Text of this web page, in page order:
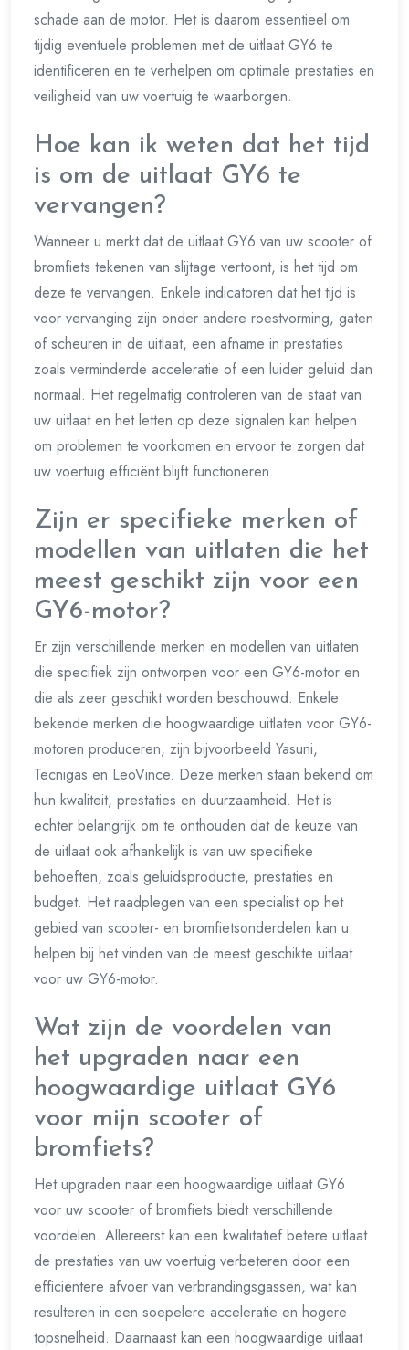
schade aan de motor. Het is daarom essentieel om
tijdig eventuele problemen met de uitlaat GY6 te
identificeren en te verhelpen om optimale prestaties en
veiligheid van uw voertuig te waarborgen.
Hoe kan ik weten dat het tijd
is om de uitlaat GY6 te
vervangen?
Wanneer u merkt dat de uitlaat GY6 van uw scooter of
bromfiets tekenen van slijtage vertoont, is het tijd om
deze te vervangen. Enkele indicatoren dat het tijd is
voor vervanging zijn onder andere roestvorming, gaten
of scheuren in de uitlaat, een afname in prestaties
zoals verminderde acceleratie of een luider geluid dan
normaal. Het regelmatig controleren van de staat van
uw uitlaat en het letten op deze signalen kan helpen
om problemen te voorkomen en ervoor te zorgen dat
uw voertuig efficiënt blijft functioneren.
Zijn er specifieke merken of
modellen van uitlaten die het
meest geschikt zijn voor een
GY6-motor?
Er zijn verschillende merken en modellen van uitlaten
die specifiek zijn ontworpen voor een GY6-motor en
die als zeer geschikt worden beschouwd. Enkele
bekende merken die hoogwaardige uitlaten voor GY6-
motoren produceren, zijn bijvoorbeeld Yasuni,
Tecnigas en LeoVince. Deze merken staan bekend om
hun kwaliteit, prestaties en duurzaamheid. Het is
echter belangrijk om te onthouden dat de keuze van
de uitlaat ook afhankelijk is van uw specifieke
behoeften, zoals geluidsproductie, prestaties en
budget. Het raadplegen van een specialist op het
gebied van scooter- en bromfietsonderdelen kan u
helpen bij het vinden van de meest geschikte uitlaat
voor uw GY6-motor.
Wat zijn de voordelen van
het upgraden naar een
hoogwaardige uitlaat GY6
voor mijn scooter of
bromfiets?
Het upgraden naar een hoogwaardige uitlaat GY6
voor uw scooter of bromfiets biedt verschillende
voordelen. Allereerst kan een kwalitatief betere uitlaat
de prestaties van uw voertuig verbeteren door een
efficiëntere afvoer van verbrandingsgassen, wat kan
resulteren in een soepelere acceleratie en hogere
topsnelheid. Daarnaast kan een hoogwaardige uitlaat